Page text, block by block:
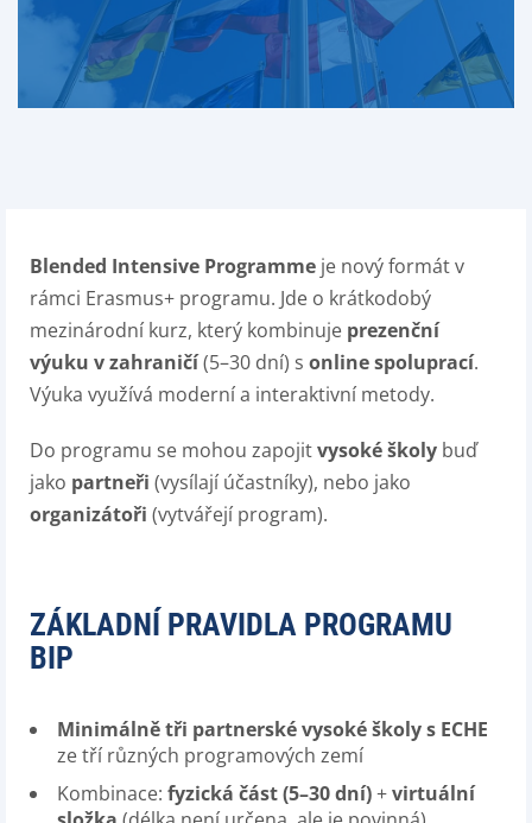
Blended Intensive Programme je nový formát v
rámci Erasmus+ programu. Jde o krátkodobý
mezinárodní kurz, který kombinuje prezenční
výuku v zahraničí(5–30 dní) s onlinespoluprací.
Výuka využívá moderní a interaktivní metody.
Do programu se mohou zapojitvysoké školy buď
jako partneři (vysílají účastníky), nebo jako
organizátoři (vytvářejí program).
ZÁKLADNÍ PRAVIDLA PROGRAMU
BIP
Minimálně tři partnerské vysoké školy s ECHE
ze tří různých programových zemí
Kombinace: fyzická část (5–30 dní)+virtuální